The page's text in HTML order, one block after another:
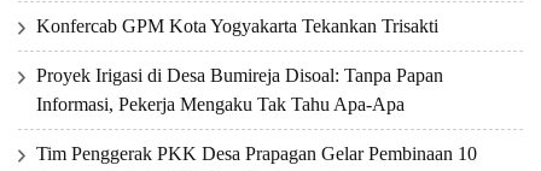
Konfercab GPM Kota Yogyakarta Tekankan Trisakti
Proyek Irigasi di Desa Bumireja Disoal: Tanpa Papan
Informasi, Pekerja Mengaku Tak Tahu Apa-Apa
Tim Penggerak PKK Desa Prapagan Gelar Pembinaan 10